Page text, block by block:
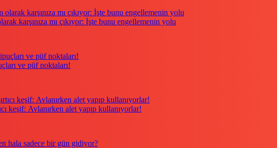
karşınıza mı çıkıyor: İşte bunu engellemenin yolu
ve püf noktaları!
keşif: Avlanırken alet yapıp kullanıyorlar!